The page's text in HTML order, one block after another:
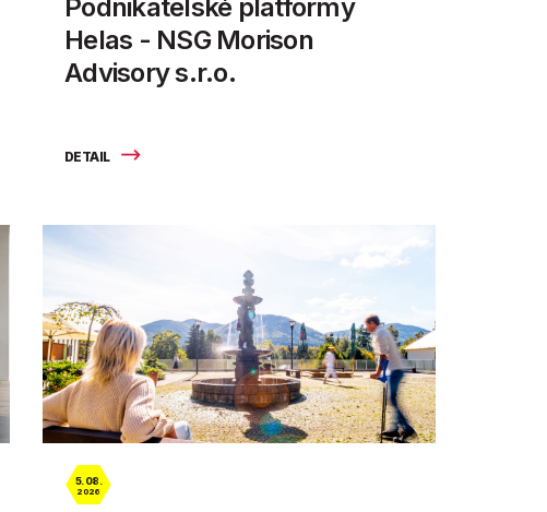
DETAIL
Podnikatelské platformy
Helas - NSG Morison
Advisory s.r.o.
5. 08.
2026